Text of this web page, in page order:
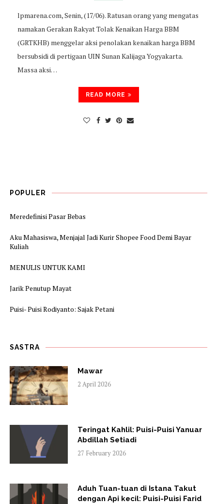
lpmarena.com, Senin, (17/06). Ratusan orang yang mengatas
namakan Gerakan Rakyat Tolak Kenaikan Harga BBM
(GRTKHB) menggelar aksi penolakan kenaikan harga BBM
bersubsidi di pertigaan UIN Sunan Kalijaga Yogyakarta.
Massa aksi…
READ MORE
POPULER
Meredefinisi Pasar Bebas
Aku Mahasiswa, Menjajal Jadi Kurir Shopee Food Demi Bayar
Kuliah
MENULIS UNTUK KAMI
Jarik Penutup Mayat
Puisi- Puisi Rodiyanto: Sajak Petani
SASTRA
Mawar
2 April 2026
Teringat Kahlil: Puisi-Puisi Yanuar
Abdillah Setiadi
27 February 2026
Aduh Tuan-tuan di Istana Takut
dengan Api kecil: Puisi-Puisi Farid